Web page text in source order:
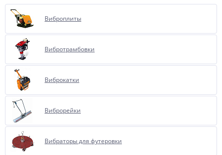
Виброплиты
Вибротрамбовки
Виброкатки
Виброрейки
Вибраторы для футеровки